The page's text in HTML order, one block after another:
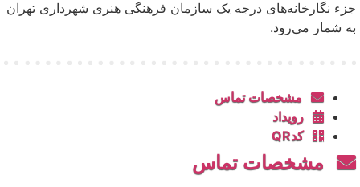
جزء نگارخانه‌های درجه یک سازمان فرهنگی هنری شهرداری تهران
به شمار می‌رود.
مشخصات تماس
رویداد
کدQR
مشخصات تماس